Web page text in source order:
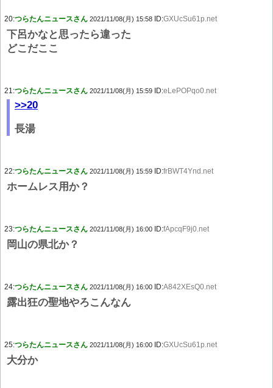
20:つらたんニュースさん 2021/11/08(月) 15:58 ID:GXUcSu61p.net
下呂かなと思ったら違った
どこだここ
21:つらたんニュースさん 2021/11/08(月) 15:59 ID:eLePOPqo0.net
>>20
長湯
22:つらたんニュースさん 2021/11/08(月) 15:59 ID:frBWT4Ynd.net
ホームレス用か？
23:つらたんニュースさん 2021/11/08(月) 16:00 ID:fApcqF9j0.net
岡山の県北か？
24:つらたんニュースさん 2021/11/08(月) 16:00 ID:A842XEsQ0.net
露出狂の聖地やろこんなん
25:つらたんニュースさん 2021/11/08(月) 16:00 ID:GXUcSu61p.net
大分か